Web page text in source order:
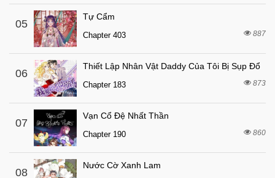
Chapter 42.1
Chapter 42
Chapter 41 4 tháng trước
Chapter 40 4 tháng trước
Chapter 39
Chapter 38 4 tháng trước
Chapter 37
Chapter 36 4 tháng trước
Chapter 35
05
Tự Cẩm
Chapter 403 887
06
Thiết Lập Nhân Vật Daddy Của Tôi Bị Sụp Đổ
Chapter 183 873
07
Vạn Cổ Đệ Nhất Thần
Chapter 190 860
08
Nước Cờ Xanh Lam